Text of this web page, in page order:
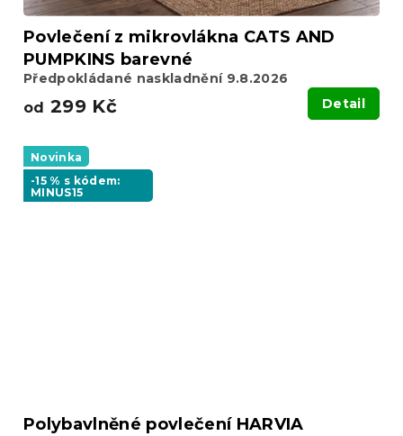
Povlečení z mikrovlákna CATS AND
PUMPKINS barevné
Předpokládané naskladnění 9.8.2026
od 299 Kč Detail
Novinka
-15 % s kódem:
MINUS15
Polybavlněné povlečení HARVIA